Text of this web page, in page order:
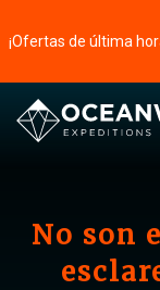
No son